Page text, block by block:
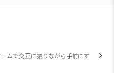
ムで交互に振りながら手前にず